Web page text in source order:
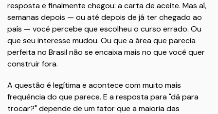
resposta e finalmente chegou: a carta de aceite. Mas aí,
semanas depois — ou até depois de já ter chegado ao
país — você percebe que escolheu o curso errado. Ou
que seu interesse mudou. Ou que a área que parecia
perfeita no Brasil não se encaixa mais no que você quer
construir fora.
A questão é legítima e acontece com muito mais
frequência do que parece. E a resposta para "dá para
trocar?" depende de um fator que a maioria das